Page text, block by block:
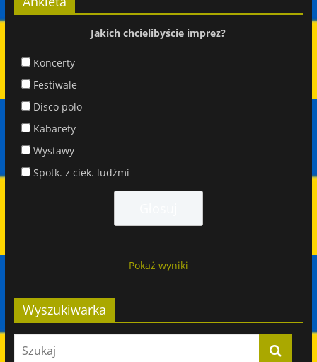
Jakich chcielibyście imprez?
Koncerty
Festiwale
Disco polo
Kabarety
Wystawy
Spotk. z ciek. ludźmi
Pokaż wyniki
Wyszukiwarka